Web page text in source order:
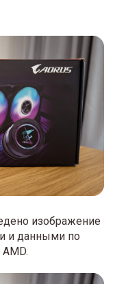
изображение
и данными по